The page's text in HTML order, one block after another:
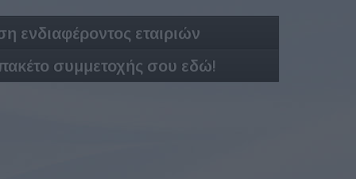
ενδιαφέροντος εταιριών
συμμετοχής σου εδώ!